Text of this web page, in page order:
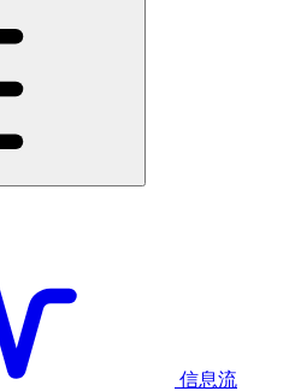
信息流